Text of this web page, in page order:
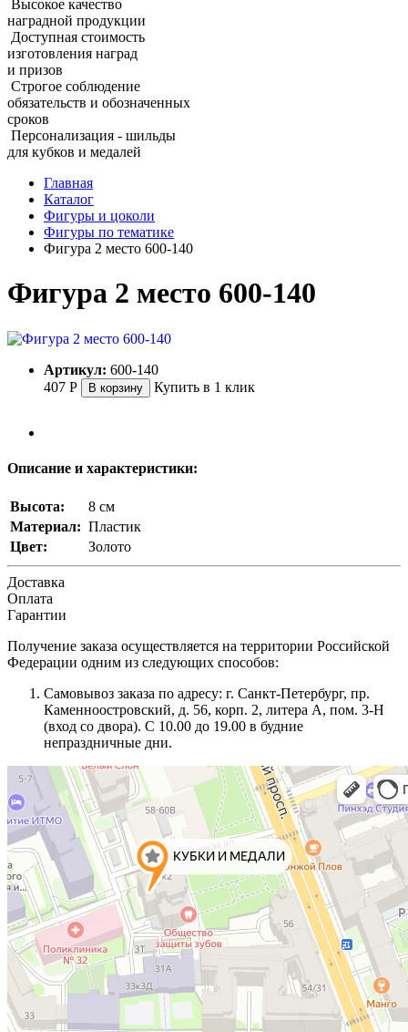
Высокое качество
наградной продукции
Доступная стоимость
изготовления наград
и призов
Строгое соблюдение
обязательств и обозначенных
сроков
Персонализация - шильды
для кубков и медалей
Главная
Каталог
Фигуры и цоколи
Фигуры по тематике
Фигура 2 место 600‑140
Фигура 2 место 600‑140
Артикул: 600-140
407 Р В корзину Купить в 1 клик
Описание и характеристики:
Высота:
8 см
Материал: Пластик
Цвет:
Золото
Доставка
Оплата
Гарантии
Получение заказа осуществляется на территории Российской
Федерации одним из следующих способов:
Самовывоз заказа по адресу: г. Санкт-Петербург, пр.
Каменноостровский, д. 56, корп. 2, литера А, пом. 3-Н
(вход со двора). С 10.00 до 19.00 в будние
непраздничные дни.